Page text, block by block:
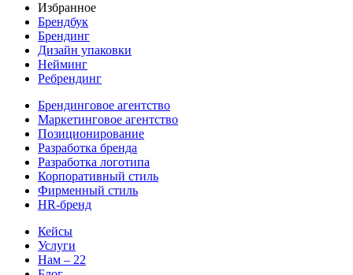
Избранное
Брендбук
Брендинг
Дизайн упаковки
Нейминг
Ребрендинг
Брендинговое агентство
Маркетинговое агентство
Позиционирование
Разработка бренда
Разработка логотипа
Корпоративный стиль
Фирменный стиль
HR-бренд
Кейсы
Услуги
Нам – 22